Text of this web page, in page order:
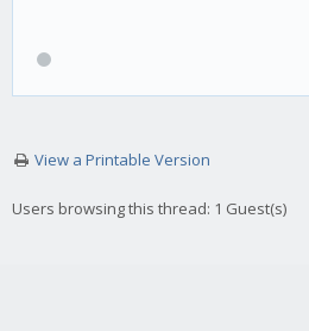
View a Printable Version
Users browsing this thread: 1 Guest(s)